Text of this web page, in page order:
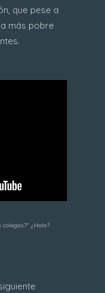
que pese a
más pobre
colegas?" ¿Hola?